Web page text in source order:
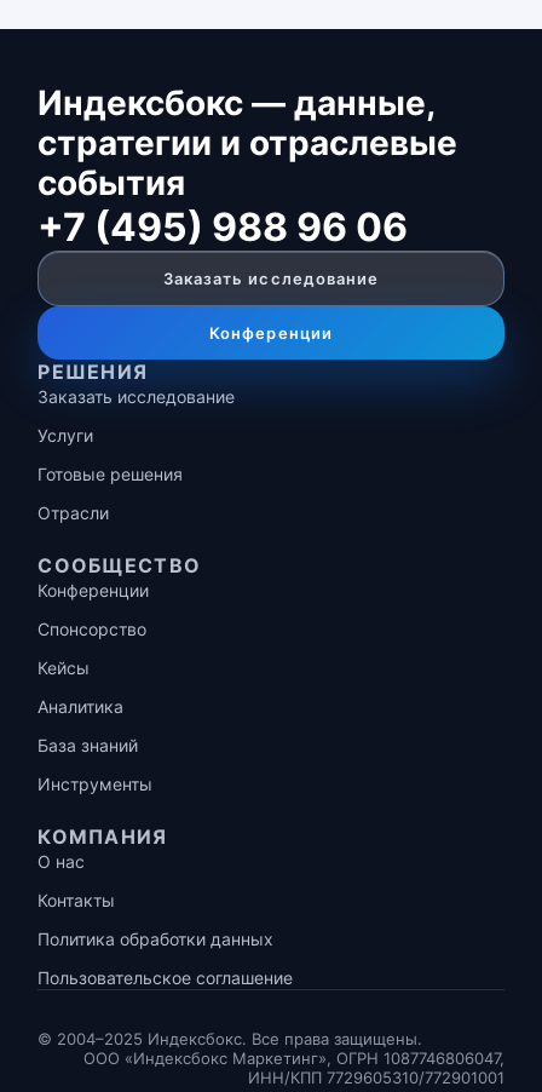
Индексбокс — данные,
стратегии и отраслевые
события
+7 (495) 988 96 06
Заказать исследование
Конференции
РЕШЕНИЯ
Заказать исследование
Услуги
Готовые решения
Отрасли
СООБЩЕСТВО
Конференции
Спонсорство
Кейсы
Аналитика
База знаний
Инструменты
КОМПАНИЯ
О нас
Контакты
Политика обработки данных
Пользовательское соглашение
© 2004–2025 Индексбокс. Все права защищены.
ООО «Индексбокс Маркетинг», ОГРН 1087746806047,
ИНН/КПП 7729605310/772901001